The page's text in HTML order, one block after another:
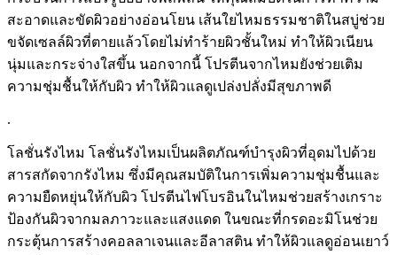
สะอาดและขัดผิวอย่างอ่อนโยน เส้นใยไหมธรรมชาติในสบู่ช่วย
ขจัดเซลล์ผิวที่ตายแล้วโดยไม่ทำร้ายผิวชั้นใหม่ ทำให้ผิวเนียน
นุ่มและกระจ่างใสขึ้น นอกจากนี้ โปรตีนจากไหมยังช่วยเติม
ความชุ่มชื้นให้กับผิว ทำให้ผิวแลดูเปล่งปลั่งมีสุขภาพดี
.
โลชั่นรังไหม โลชั่นรังไหมเป็นผลิตภัณฑ์บำรุงผิวที่อุดมไปด้วย
สารสกัดจากรังไหม ซึ่งมีคุณสมบัติในการเพิ่มความชุ่มชื้นและ
ความยืดหยุ่นให้กับผิว โปรตีนไฟโบรอินในไหมช่วยสร้างเกราะ
ป้องกันผิวจากมลภาวะและแสงแดด ในขณะที่กรดอะมิโนช่วย
กระตุ้นการสร้างคอลลาเจนและอีลาสติน ทำให้ผิวแลดูอ่อนเยาว์